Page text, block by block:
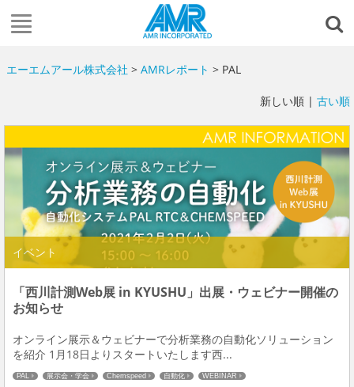
エーエムアール株式会社 > AMRレポート > PAL
新しい順 | 古い順
イベント
「西川計測Web展 in KYUSHU」出展・ウェビナー開催の
お知らせ
オンライン展示＆ウェビナーで分析業務の自動化ソリューション
を紹介 1月18日よりスタートいたします西...
PAL 展示会・学会 Chemspeed 自動化 WEBINAR